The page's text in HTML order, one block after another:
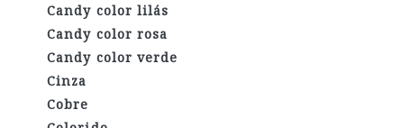
Candy color lilás
Candy color rosa
Candy color verde
Cinza
Cobre